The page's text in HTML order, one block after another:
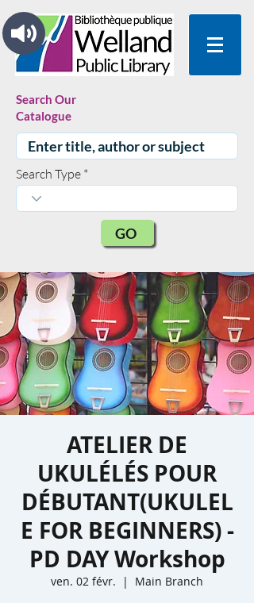
Search Our
Catalogue
Search Type
GO
ATELIER DE
UKULÉLÉS POUR
DÉBUTANT(UKULEL
E FOR BEGINNERS) -
PD DAY Workshop
ven. 02 févr.
  |
Main Branch